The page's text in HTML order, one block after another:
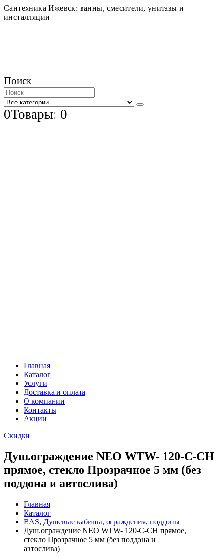
Сантехника Ижевск: ванны, смесители, унитазы и
инсталляции
Поиск
0Товары: 0
Главная
Каталог
Услуги
Доставка и оплата
О компании
Контакты
Акции
Скидки
Душ.ограждение NEO WTW- 120-C-CH
прямое, стекло Прозрачное 5 мм (без
поддона и автослива)
Главная
Каталог
BAS, Душевые кабины, ограждения, поддоны
Душ.ограждение NEO WTW- 120-C-CH прямое,
стекло Прозрачное 5 мм (без поддона и
автослива)